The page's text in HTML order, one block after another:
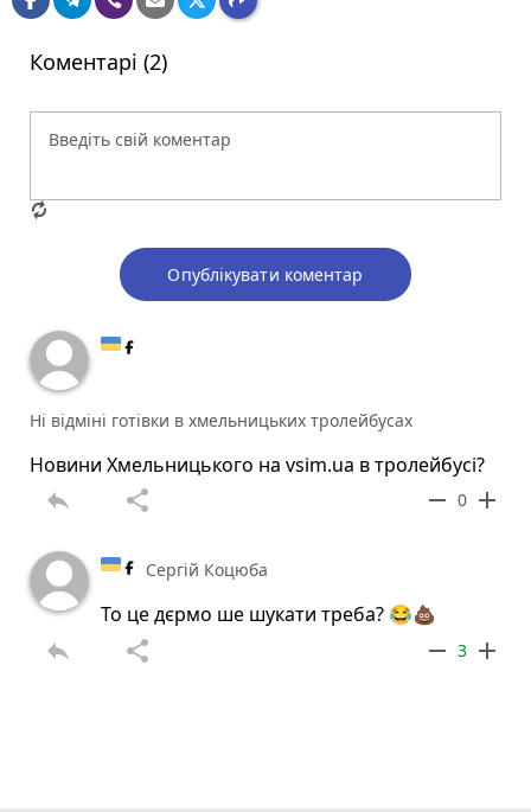
Коментарі (2)
Опублікувати коментар
Ні відміні готівки в хмельницьких тролейбусах
Новини Хмельницького на vsim.ua в тролейбусі?
reply share remove 0 add
Сергій Коцюба
То це дєрмо ше шукати треба? 😂💩
reply share remove 3 add